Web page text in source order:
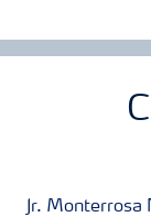
Jr.